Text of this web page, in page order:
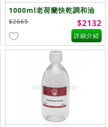
1000ml老荷蘭快乾調和油
oil Painting Medium
quick drying(C1108)
$2665 $2132
詳細介紹